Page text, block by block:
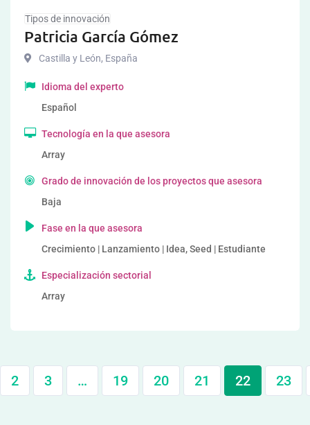
Tipos de innovación
Patricia García Gómez
Castilla y León, España
Idioma del experto
Español
Tecnología en la que asesora
Array
Grado de innovación de los proyectos que asesora
Baja
Fase en la que asesora
Crecimiento | Lanzamiento | Idea, Seed | Estudiante
Especialización sectorial
Array
2 3 … 19 20 21 22 23